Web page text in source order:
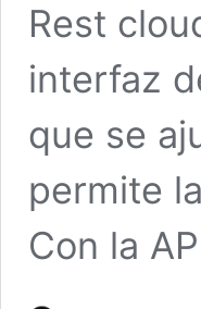
Rest
interfaz
que se
permite
Con la